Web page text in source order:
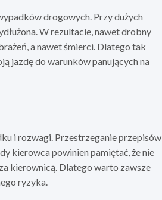
drogowych. Przy dużych
W rezultacie, nawet drobny
a nawet śmierci. Dlatego tak
jazdę do warunków panujących na
i rozwagi. Przestrzeganie przepisów
kierowca powinien pamiętać, że nie
kierownicą. Dlatego warto zawsze
ryzyka.